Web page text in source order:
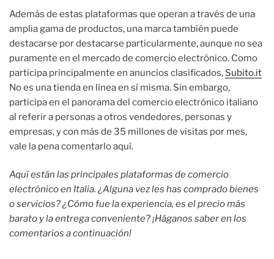
Además de estas plataformas que operan a través de una
amplia gama de productos, una marca también puede
destacarse por destacarse particularmente, aunque no sea
puramente en el mercado de comercio electrónico. Como
participa principalmente en anuncios clasificados, Subito.it
No es una tienda en línea en sí misma. Sin embargo,
participa en el panorama del comercio electrónico italiano
al referir a personas a otros vendedores, personas y
empresas, y con más de 35 millones de visitas por mes,
vale la pena comentarlo aquí.
Aquí están las principales plataformas de comercio
electrónico en Italia. ¿Alguna vez les has comprado bienes
o servicios? ¿Cómo fue la experiencia, es el precio más
barato y la entrega conveniente? ¡Háganos saber en los
comentarios a continuación!